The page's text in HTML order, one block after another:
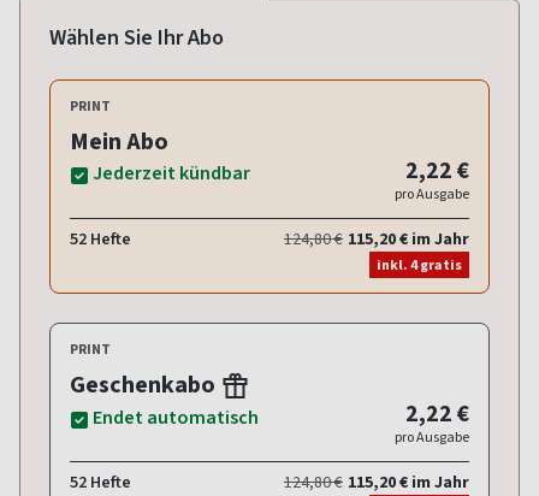
Wählen Sie Ihr Abo
PRINT
Mein Abo
Jederzeit kündbar 2,22 €
pro Ausgabe
52 Hefte 124,80 € 115,20 € im Jahr
inkl. 4 gratis
PRINT
Geschenkabo
Endet automatisch 2,22 €
pro Ausgabe
52 Hefte 124,80 € 115,20 € im Jahr